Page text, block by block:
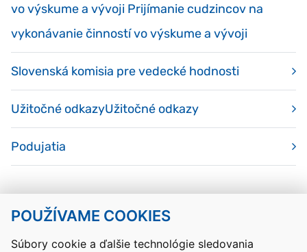
POUŽÍVAME COOKIES
Súbory cookie a ďalšie technológie sledovania
vo výskume a vývoji Prijímanie cudzincov na
vykonávanie činností vo výskume a vývoji
Slovenská komisia pre vedecké hodnosti
Užitočné odkazyUžitočné odkazy
Podujatia